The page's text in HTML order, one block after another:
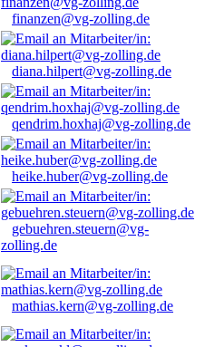
finanzen@vg-zolling.de
diana.hilpert@vg-zolling.de
qendrim.hoxhaj@vg-zolling.de
heike.huber@vg-zolling.de
gebuehren.steuern@vg-
zolling.de
mathias.kern@vg-zolling.de